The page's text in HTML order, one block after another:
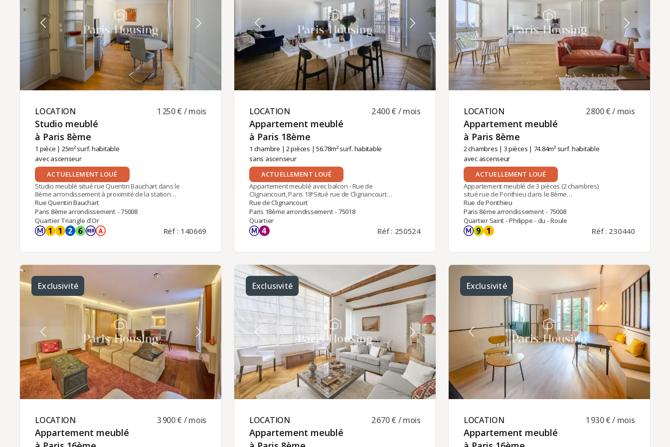
charges comprises (245 euros).La gestion locative
de cet appartement est assurée par
Paris‑Housing, garantissant un accompagnement
professionnel et fiable tout au long de votre
séjour.
gestion locative de cet appartement est assurée
par Paris‑Housing, garantissant un
accompagnement professionnel et fiable tout au
long de votre séjour.
comprises (80 euros).La gestion locative de ce
bien est assurée par Paris‑Housing, garantissant
un accompagnement professionnel et fiable tout
au long de votre séjour.
LOCATION ​
Studio meublé
à Paris 8ème ​
1 pièce | 25m² surf. habitable
avec ascenseur
1 250 € / mois
ACTUELLEMENT LOUÉ
Studio meublé situé rue Quentin Bauchart dans le
8ème arrondissement à proximité de la station
George V (Ligne 1). Dans un immeuble Art Déco de
standing avec gardien. L'appartement se situe au
8ème étage avec ascenseur jusqu'au 7ème. Il
comprend : un salon avec petite terrasse, une
cuisine partiellement séparée avec balcon, une
Rue Quentin Bauchart
Paris 8ème arrondissement - 75008
Quartier Triangle d'Or
Réf : 140669
LOCATION ​
Appartement meublé
à Paris 18ème ​
1 chambre |2 pièces | 56.78m² surf. habitable
sans ascenseur
2 400 € / mois
ACTUELLEMENT LOUÉ
Appartement meublé avec balcon - Rue de
Clignancourt, Paris 18ᵉSitué rue de Clignancourt
dans le 18ᵉ arrondissement de Paris, avec vue
sur le Sacré Coeur, à proximité de la station
Château Rouge (ligne 4), cet appartement meublé
de 2 pièces se trouve au 5ᵉ étage sans ascenseur
d'un immeuble ancien en Pierre de Paris.D'une
une entrée avec dressing, un double séjour/salle
à manger lumineux avec balcon donnant sur le
Sacré Coeur et les toits parisiens, une cuisine
semi-ouverte entièrement équipée, une chambre
double donnant sur cour avec sa salle de douche
attenante, et un WC séparé.Chauffage et eau
chaude individuels (en électrique).Cet
appartement meublé est disponible pour une
location en tant que résidence principale,
logement de fonction (pour un bail société) ou
résidence secondaire (bail code civil).Loyer
mensuel : 2400 € charges comprises, dont 80 € de
charges communes.La gestion locative de cet
appartement est assurée par Paris‑Housing,
garantissant un accompagnement professionnel
et fiable tout au long de votre séjour.
Rue de Clignancourt
Paris 18ème arrondissement - 75018
Quartier
Réf : 250524
LOCATION ​
Appartement meublé
à Paris 8ème ​
2 chambres | 3 pièces | 74.84m² surf. habitable
avec ascenseur
2 800 € / mois
ACTUELLEMENT LOUÉ
Appartement meublé de 3 pièces (2 chambres)
situé rue de Ponthieu dans le 8ème
arrondissement, au cœur du quartier des
Champs-Elysées. Entre les stations de métro
George V (ligne 1) et Saint-Philippe-du-Roule (ligne
9), cet appartement offre une accessibilité
privilégiée.Situé au 6ème étage d'un immeuble
comprend une entrée avec placard, un séjour
équipée et coin repas offrant une vue dégagée
sur la cour, une chambre principale avec lit double
et penderie intégrée, une deuxième chambre
avec canapé-lit, une spacieuse salle d'eau avec
douche à l'italienne et rangements, ainsi qu'un
WC séparé. Parking inclus. Le chauffage et l'eau
chaude sont collectifs (inclus dans les charges).Ce
bien est disponible en location meublée
exclusivement pour un bail société ou à titre de
résidence secondaire du locataire, avec une
durée minimale de 3 mois.Le loyer mensuel
s'élève à 2800 euros charges comprises (210
euros). La gestion locative de cet appartement est
assurée par Paris‑Housing, garantissant un
accompagnement professionnel et fiable
pendant toute la durée de votre séjour.
Rue de Ponthieu
Paris 8ème arrondissement - 75008
Quartier Saint - Philippe - du - Roule
Réf : 230440
Exclusivité
LOCATION ​
Appartement meublé
3 900 € / mois
Exclusivité
LOCATION ​
Appartement meublé
2 670 € / mois
Exclusivité
LOCATION ​
Appartement meublé
1 930 € / mois